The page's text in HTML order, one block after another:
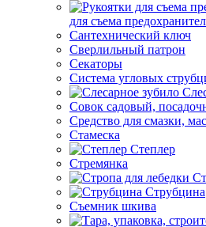
для съема
Сантехнический ключ
Сверлильный патрон
Секаторы
Система угловых
Совок садовый,
Средство для смазки,
Стамеска
Степлер
Стремянка
Струбцина
Съемник шкива